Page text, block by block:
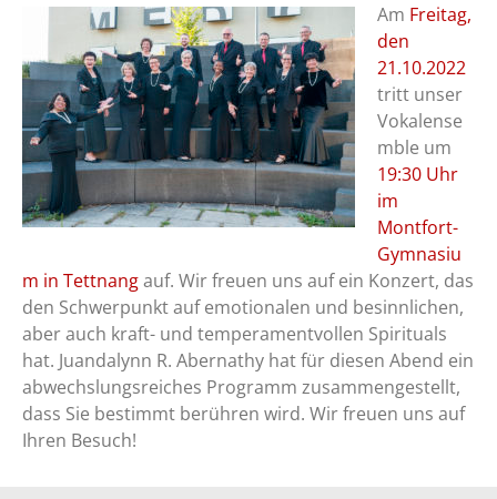
Am Freitag,
den
21.10.2022
tritt unser
Vokalense
mble um
19:30 Uhr
im
Montfort-
Gymnasiu
m in Tettnangauf. Wir freuen uns auf ein Konzert, das
den Schwerpunkt auf emotionalen und besinnlichen,
aber auch kraft- und temperamentvollen Spirituals
hat. Juandalynn R. Abernathy hat für diesen Abend ein
abwechslungsreiches Programm zusammengestellt,
dass Sie bestimmt berühren wird. Wir freuen uns auf
Ihren Besuch!